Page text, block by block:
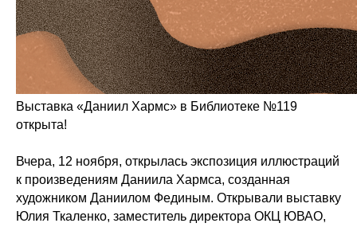
Выставка «Даниил Хармс» в Библиотеке №119
открыта!
Вчера, 12 ноября, открылась экспозиция иллюстраций
к произведениям Даниила Хармса, созданная
художником Даниилом Фединым. Открывали выставку
Юлия Ткаленко, заместитель директора ОКЦ ЮВАО,